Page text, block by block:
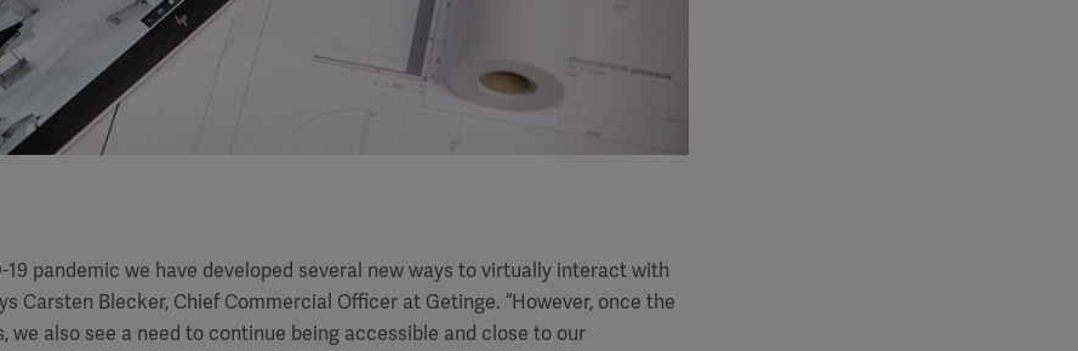
19 pandemic we have developed several new ways to virtually interact with
Carsten Blecker, Chief Commercial Officer at Getinge. “However, once the
we also see a need to continue being accessible and close to our